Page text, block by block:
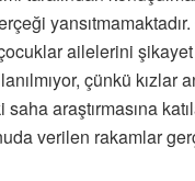
çocuklar ailelerini
çünkü
araştırmasına
verilen rakamlar